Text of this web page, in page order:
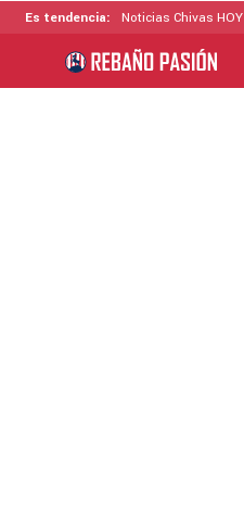
Es tendencia: Noticias Chivas HOY